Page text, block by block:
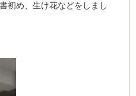
初め、生け花などをしまし